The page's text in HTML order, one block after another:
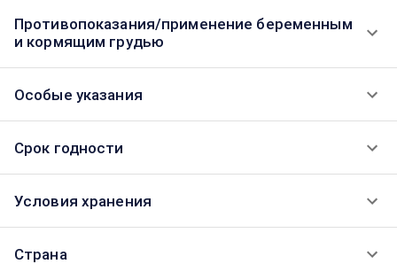
Противопоказания/применение беременным
и кормящим грудью
Особые указания
Срок годности
Условия хранения
Страна